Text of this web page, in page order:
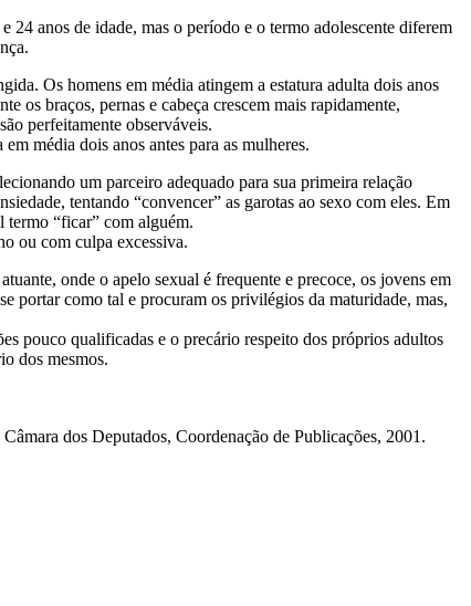
24 anos de idade, mas o período e o termo adolescente diferem
Os homens em média atingem a estatura adulta dois anos
os braços, pernas e cabeça crescem mais rapidamente,
perfeitamente observáveis.
média dois anos antes para as mulheres.
um parceiro adequado para sua primeira relação
tentando “convencer” as garotas ao sexo com eles. Em
termo “ficar” com alguém.
ou com culpa excessiva.
onde o apelo sexual é frequente e precoce, os jovens em
portar como tal e procuram os privilégios da maturidade, mas,
pouco qualificadas e o precário respeito dos próprios adultos
dos mesmos.
dos Deputados, Coordenação de Publicações, 2001.